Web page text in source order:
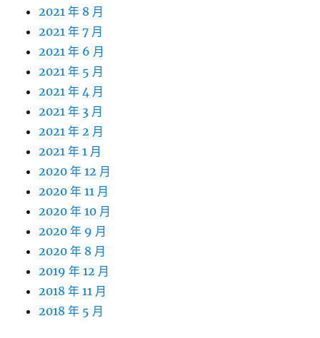
2021 年 8 月
2021 年 7 月
2021 年 6 月
2021 年 5 月
2021 年 4 月
2021 年 3 月
2021 年 2 月
2021 年 1 月
2020 年 12 月
2020 年 11 月
2020 年 10 月
2020 年 9 月
2020 年 8 月
2019 年 12 月
2018 年 11 月
2018 年 5 月